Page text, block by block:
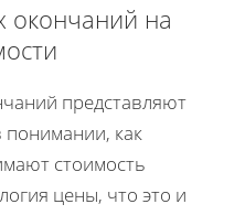
на
представляют
понимании, как
стоимость
цены, что это и